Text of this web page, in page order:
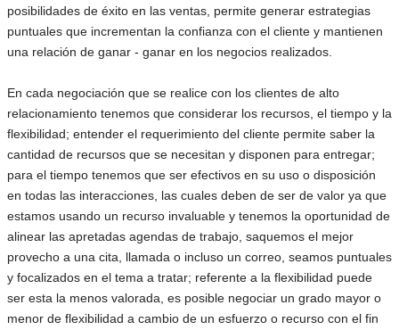
posibilidades de éxito en las ventas, permite generar estrategias
puntuales que incrementan la confianza con el cliente y mantienen
una relación de ganar - ganar en los negocios realizados.
En cada negociación que se realice con los clientes de alto
relacionamiento tenemos que considerar los recursos, el tiempo y la
flexibilidad; entender el requerimiento del cliente permite saber la
cantidad de recursos que se necesitan y disponen para entregar;
para el tiempo tenemos que ser efectivos en su uso o disposición
en todas las interacciones, las cuales deben de ser de valor ya que
estamos usando un recurso invaluable y tenemos la oportunidad de
alinear las apretadas agendas de trabajo, saquemos el mejor
provecho a una cita, llamada o incluso un correo, seamos puntuales
y focalizados en el tema a tratar; referente a la flexibilidad puede
ser esta la menos valorada, es posible negociar un grado mayor o
menor de flexibilidad a cambio de un esfuerzo o recurso con el fin